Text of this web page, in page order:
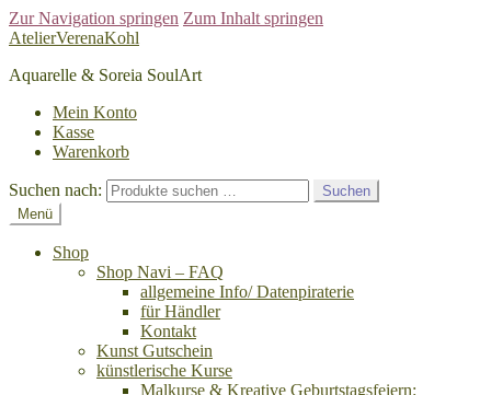
Zur Navigation springen Zum Inhalt springen
AtelierVerenaKohl
Aquarelle & Soreia SoulArt
Mein Konto
Kasse
Warenkorb
Suchen nach:
Suchen
Menü
Shop
Shop Navi – FAQ
allgemeine Info/ Datenpiraterie
für Händler
Kontakt
Kunst Gutschein
künstlerische Kurse
Malkurse & Kreative Geburtstagsfeiern: